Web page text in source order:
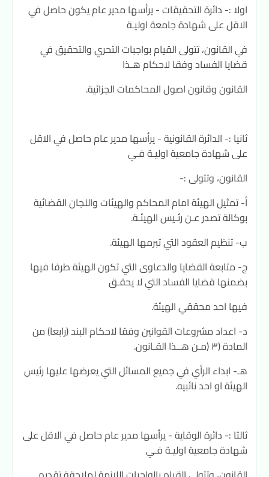
اولا :- دائرة التحقيقات - يرأسها مدير عام يكون حاصل في
الاقل على شهادة جامعة اوليـة
في القانون، تتولى القيام بواجبات التحري والتحقيق في
قضايا الفساد وفقا لاحكام هـذا
القانون وقانون اصول المحاكمات الجزائية.
ثانيا :- الدائرة القانونية - يرأسها مدير عام حاصل في الاقل
على شهادة جامعية اوليـة فـي
القانون، وتتولى :-
أ- تمثيل الهيئة امام المحاكم والهيئات واللجان القضائية
بوكالة تصدر عـن رئـيس الهيئـة.
ب- تنظيم العقود التي تبرمها الهيئة.
ج- متابعة القضايا والدعاوى التي تكون الهيئة طرفا فيها
بضمنها قضايا الفساد التي لا يحقـق
فيها احد محققي الهيئة.
د- اعداد مشروعات القوانين وفقا لاحكام البند (رابعا) من
المادة (٣ (مـن هــذا القـانون.
هـ- ابداء الرأي في جميع المسائل التي يعرضها عليها رئيس
الهيئة او احد نائبيه.
ثالثا :- دائرة الوقاية - يرأسها مدير عام حاصل في الاقل على
شهادة جامعية اوليـة فـي